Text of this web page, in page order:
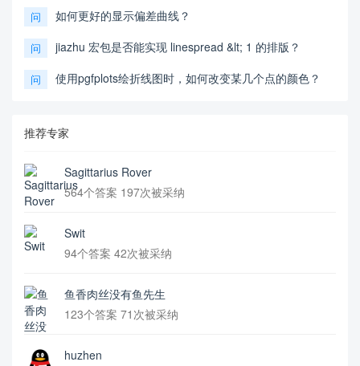
问 如何更好的显示偏差曲线？
问 jiazhu 宏包是否能实现 linespread &lt; 1 的排版？
问 使用pgfplots绘折线图时，如何改变某几个点的颜色？
推荐专家
Sagittarius Rover
564个答案 197次被采纳
Swit
94个答案 42次被采纳
鱼香肉丝没有鱼先生
123个答案 71次被采纳
huzhen